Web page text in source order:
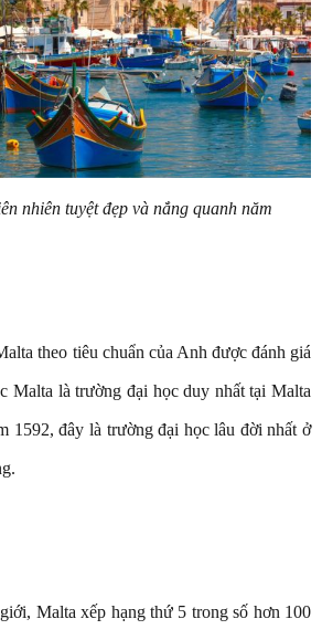
nhiên tuyệt đẹp và nắng quanh năm
theo tiêu chuẩn của Anh được đánh giá
Malta là trường đại học duy nhất tại Malta
1592, đây là trường đại học lâu đời nhất ở
Malta xếp hạng thứ 5 trong số hơn 100